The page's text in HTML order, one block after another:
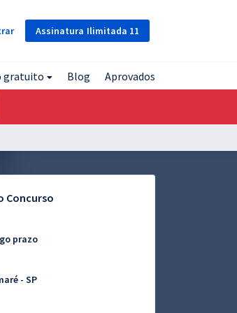
Assinatura Ilimitada 11
gratuito Blog Aprovados
Concurso
prazo
- SP